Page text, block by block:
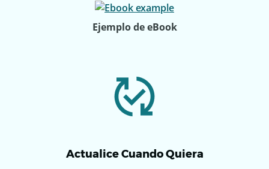
Ejemplo de eBook
Actualice Cuando Quiera